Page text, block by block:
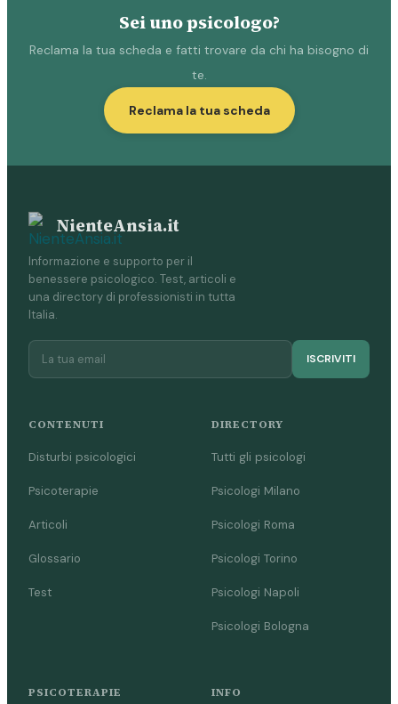
Sei uno psicologo?
Reclama la tua scheda e fatti trovare da chi ha bisogno di
te.
Reclama la tua scheda
NienteAnsia.it
Informazione e supporto per il
benessere psicologico. Test, articoli e
una directory di professionisti in tutta
Italia.
ISCRIVITI
CONTENUTI
Disturbi psicologici
Psicoterapie
Articoli
Glossario
Test
DIRECTORY
Tutti gli psicologi
Psicologi Milano
Psicologi Roma
Psicologi Torino
Psicologi Napoli
Psicologi Bologna
PSICOTERAPIE INFO